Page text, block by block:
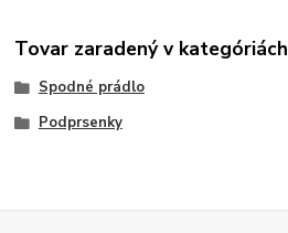
Tovar zaradený v kategóriách
Spodné prádlo
Podprsenky